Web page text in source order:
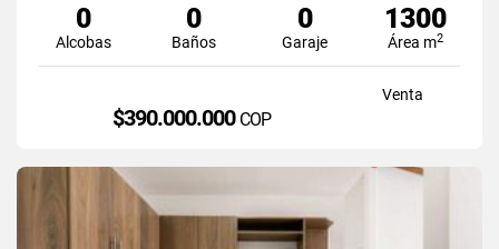
0
Alcobas
0
Baños
0
Garaje
1300
Área m2
Venta
$390.000.000 COP